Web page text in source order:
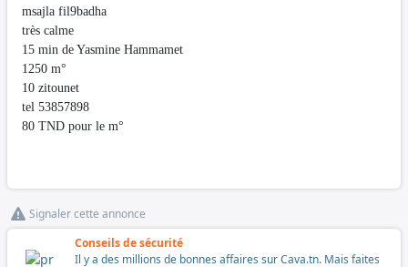
msajla fil9badha
très calme
15 min de Yasmine Hammamet
1250 m°
10 zitounet
tel 53857898
80 TND pour le m°
Signaler cette annonce
Conseils de sécurité
Il y a des millions de bonnes affaires sur Cava.tn. Mais faites